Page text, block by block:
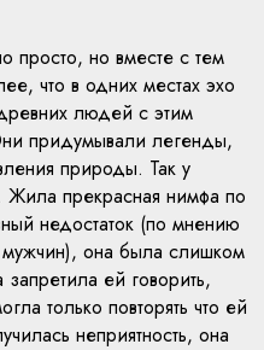
просто, но вместе с тем
что в одних местах эхо
людей с этим
придумывали легенды,
природы. Так у
прекрасная нимфа по
недостаток (по мнению
она была слишком
ей говорить,
только повторять что ей
неприятность, она